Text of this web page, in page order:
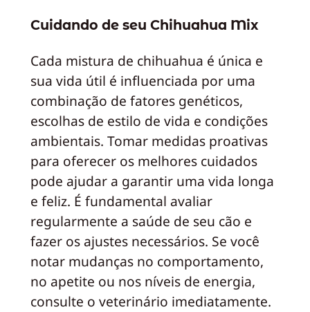
Cuidando de seu Chihuahua Mix
Cada mistura de chihuahua é única e
sua vida útil é influenciada por uma
combinação de fatores genéticos,
escolhas de estilo de vida e condições
ambientais. Tomar medidas proativas
para oferecer os melhores cuidados
pode ajudar a garantir uma vida longa
e feliz. É fundamental avaliar
regularmente a saúde de seu cão e
fazer os ajustes necessários. Se você
notar mudanças no comportamento,
no apetite ou nos níveis de energia,
consulte o veterinário imediatamente.